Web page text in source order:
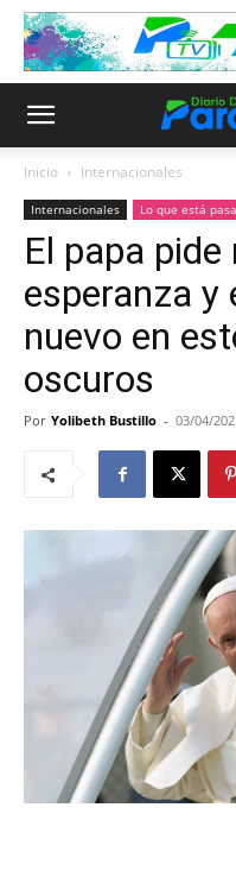
Inicio Internacionales
Internacionales Lo que está
El papa
esperanza y
nuevo en
oscuros
Por Yolibeth Bustillo - 03/04/